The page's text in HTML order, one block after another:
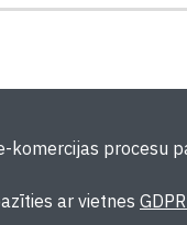
komercijas procesu
ar vietnes